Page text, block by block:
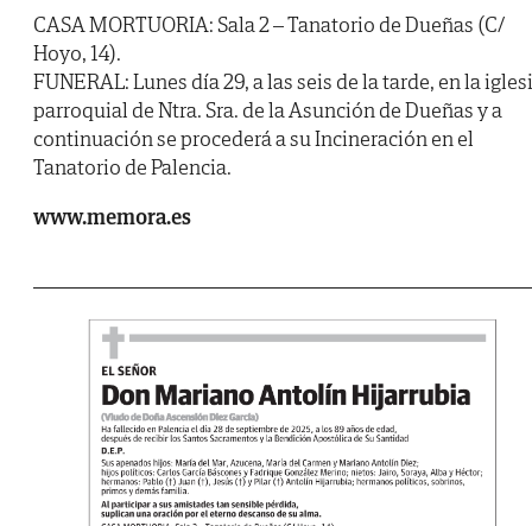
CASA MORTUORIA: Sala 2 – Tanatorio de Dueñas (C/
Hoyo, 14).
FUNERAL: Lunes día 29, a las seis de la tarde, en la
parroquial de Ntra. Sra. de la Asunción de Dueñas y a
continuación se procederá a su Incineración en el
Tanatorio de Palencia.
www.memora.es